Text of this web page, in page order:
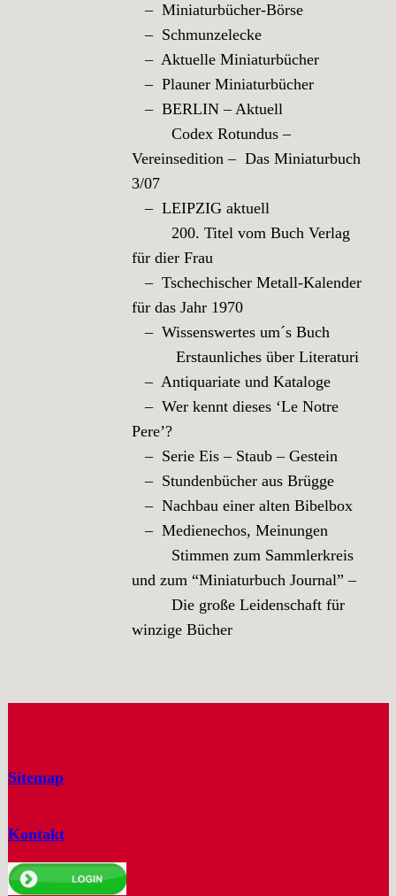
– Miniaturbücher-Börse
– Schmunzelecke
– Aktuelle Miniaturbücher
– Plauner Miniaturbücher
– BERLIN – Aktuell
Codex Rotundus –
Vereinsedition – Das Miniaturbuch
3/07
– LEIPZIG aktuell
200. Titel vom Buch Verlag
für dier Frau
– Tschechischer Metall-Kalender
für das Jahr 1970
– Wissenswertes um´s Buch
Erstaunliches über Literaturi
– Antiquariate und Kataloge
– Wer kennt dieses ‘Le Notre
Pere’?
– Serie Eis – Staub – Gestein
– Stundenbücher aus Brügge
– Nachbau einer alten Bibelbox
– Medienechos, Meinungen
Stimmen zum Sammlerkreis
und zum “Miniaturbuch Journal” –
Die große Leidenschaft für
winzige Bücher
Sitemap
Kontakt